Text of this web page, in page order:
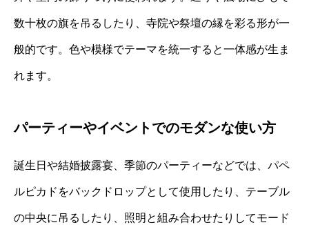
数十枚の旗を吊るしたり、寺院や祭壇の縁を彩る形が一
般的です。色や模様でテーマを統一すると一体感が生ま
れます。
パーティーやイベントでのモダンな使い方
誕生日や結婚披露宴、季節のパーティーなどでは、パペ
ルピカドをバックドロップとして使用したり、テーブル
の中央に吊るしたり、照明と組み合わせたりしてモード